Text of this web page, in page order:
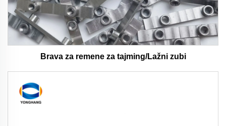
Brava za remene za tajming/Lažni zubi